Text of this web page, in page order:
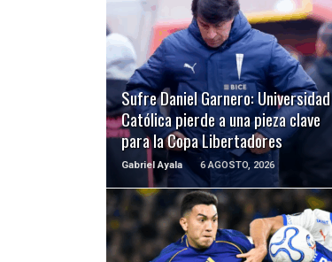
Sufre Daniel Garnero: Universidad
Católica pierde a una pieza clave
para la Copa Libertadores
Gabriel Ayala 6 AGOSTO, 2026
LEER MÁS